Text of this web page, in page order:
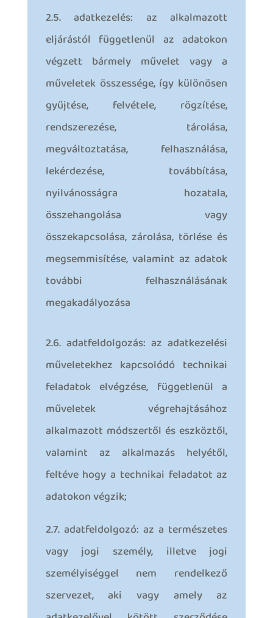
2.5. adatkezelés: az alkalmazott
eljárástól függetlenül az adatokon
végzett bármely művelet vagy a
műveletek összessége, így különösen
gyűjtése, felvétele, rögzítése,
rendszerezése, tárolása,
megváltoztatása, felhasználása,
lekérdezése, továbbítása,
nyilvánosságra hozatala,
összehangolása vagy
összekapcsolása, zárolása, törlése és
megsemmisítése, valamint az adatok
további felhasználásának
megakadályozása
2.6. adatfeldolgozás: az adatkezelési
műveletekhez kapcsolódó technikai
feladatok elvégzése, függetlenül a
műveletek végrehajtásához
alkalmazott módszertől és eszköztől,
valamint az alkalmazás helyétől,
feltéve hogy a technikai feladatot az
adatokon végzik;
2.7. adatfeldolgozó: az a természetes
vagy jogi személy, illetve jogi
személyiséggel nem rendelkező
szervezet, aki vagy amely az